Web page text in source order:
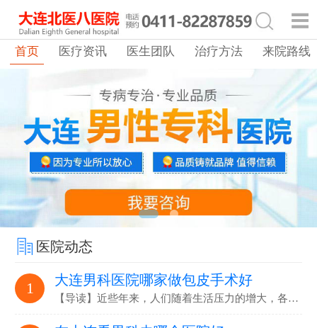
首页 医疗资讯 医生团队 治疗方法 来院路线
医院动态
1 大连男科医院哪家做包皮手术好
【导读】近些年来，人们随着生活压力的增大，各…